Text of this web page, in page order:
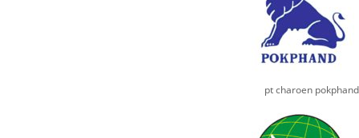
pt charoen pokphand